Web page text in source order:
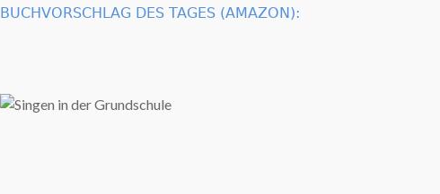
BUCHVORSCHLAG DES TAGES (AMAZON):